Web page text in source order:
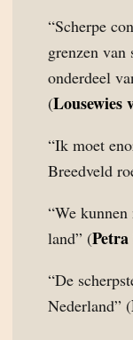
“Scherpe
grenzen van
onderdeel
(Lousewies
“Ik moet
Breedveld
“We
land” (Petra
“De
Nederland” (